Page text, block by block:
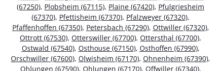
(67250), Plobsheim (67115), Plaine (67420), Pfulgriesheim
(67370), Pfettisheim (67370), Pfalzweyer (67320),
Pfaffenhoffen (67350), Petersbach (67290), Ottwiller (67320),
Ottrott (67530), Otterswiller (67700), Ottersthal (67700),
Ostwald (67540), Osthouse (67150), Osthoffen (67990),
Orschwiller (67600), Olwisheim (67170), Ohnenheim (67390),
Ohlungen (67590), Ohlungen (67170), Offwiller (67340),